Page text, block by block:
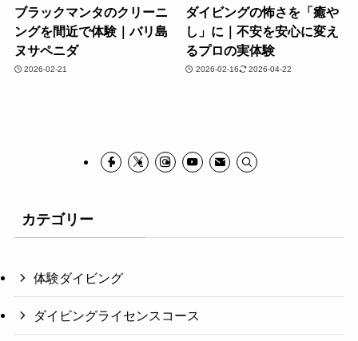
ブラックマンタのクリーニ
ングを間近で体験｜バリ島
ヌサペニダ
2026-02-21
ダイビングの怖さを「癒や
し」に｜不安を安心に変え
るプロの実体験
2026-02-16 2026-04-22
カテゴリー
体験ダイビング
ダイビングライセンスコース